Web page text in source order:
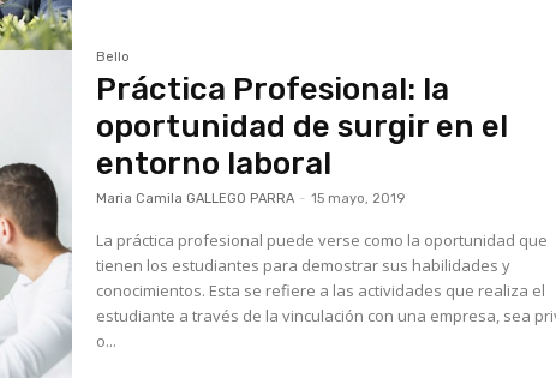
Bello
Práctica Profesional: la
oportunidad de surgir en el
entorno laboral
Maria Camila GALLEGO PARRA - 15 mayo, 2019
La práctica profesional puede verse como la oportunidad que
tienen los estudiantes para demostrar sus habilidades y
conocimientos. Esta se refiere a las actividades que realiza el
estudiante a través de la vinculación con una empresa, sea
o...